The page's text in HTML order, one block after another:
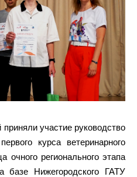
участие руководство
курса ветеринарного
очного регионального этапа
базе Нижегородского ГАТУ